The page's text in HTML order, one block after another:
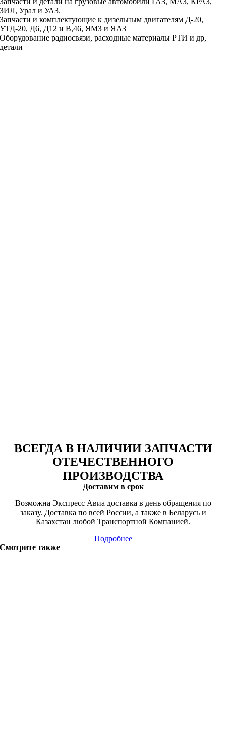
ЗИЛ, Урал и УАЗ.
Запчасти и комплектующие к дизельным двигателям Д-20,
УТД-20, Д6, Д12 и В,46, ЯМЗ и ЯАЗ
Оборудование радиосвязи, расходные материалы РТИ и др,
детали
ВСЕГДА В НАЛИЧИИ ЗАПЧАСТИ
ОТЕЧЕСТВЕННОГО
ПРОИЗВОДСТВА
Доставим в срок
Возможна Экспресс Авиа доставка в день обращения по
заказу. Доставка по всей России, а также в Беларусь и
Казахстан любой Транспортной Компанией.
Подробнее
Смотрите также